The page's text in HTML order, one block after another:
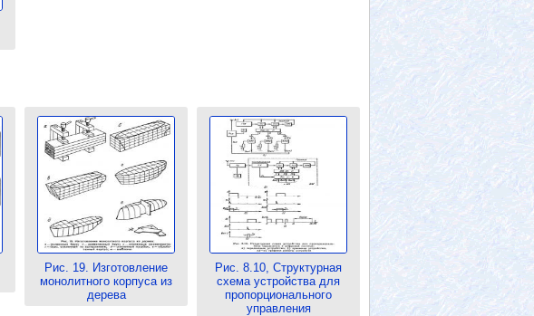
Рис. 19. Изготовление
монолитного корпуса из
дерева
Рис. 8.10, Структурная
схема устройства для
пропорционального
управления